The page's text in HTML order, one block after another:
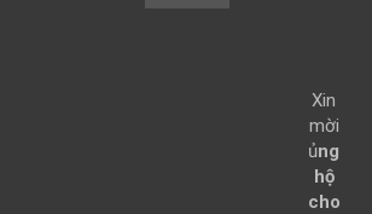
Xin
mời
ủng
hộ
cho